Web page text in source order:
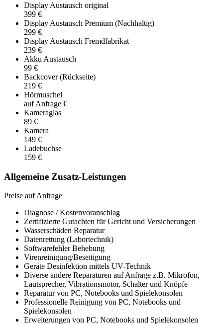
Display Austausch original
399 €
Display Austausch Premium (Nachhaltig)
299 €
Display Austausch Fremdfabrikat
239 €
Akku Austausch
99 €
Backcover (Rückseite)
219 €
Hörmuschel
auf Anfrage €
Kameraglas
89 €
Kamera
149 €
Ladebuchse
159 €
Allgemeine Zusatz-Leistungen
Preise auf Anfrage
Diagnose / Kostenvoranschlag
Zertifizierte Gutachten für Gericht und Versicherungen
Wasserschäden Reparatur
Datenrettung (Labortechnik)
Softwarefehler Behebung
Virenreinigung/Beseitigung
Geräte Desinfektion mittels UV-Technik
Diverse andere Reparaturen auf Anfrage z.B. Mikrofon,
Lautsprecher, Vibrationsmotor, Schalter und Knöpfe
Reparatur von PC, Notebooks und Spielekonsolen
Professionelle Reinigung von PC, Notebooks und
Spielekonsolen
Erweiterungen von PC, Notebooks und Spielekonsolen